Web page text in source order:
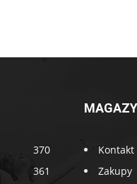
370
361
Kontakt
Zakupy